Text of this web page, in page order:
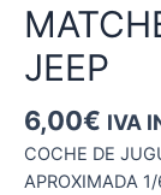
JEEP
6,00€ IVA
COCHE DE
APROXIMADA